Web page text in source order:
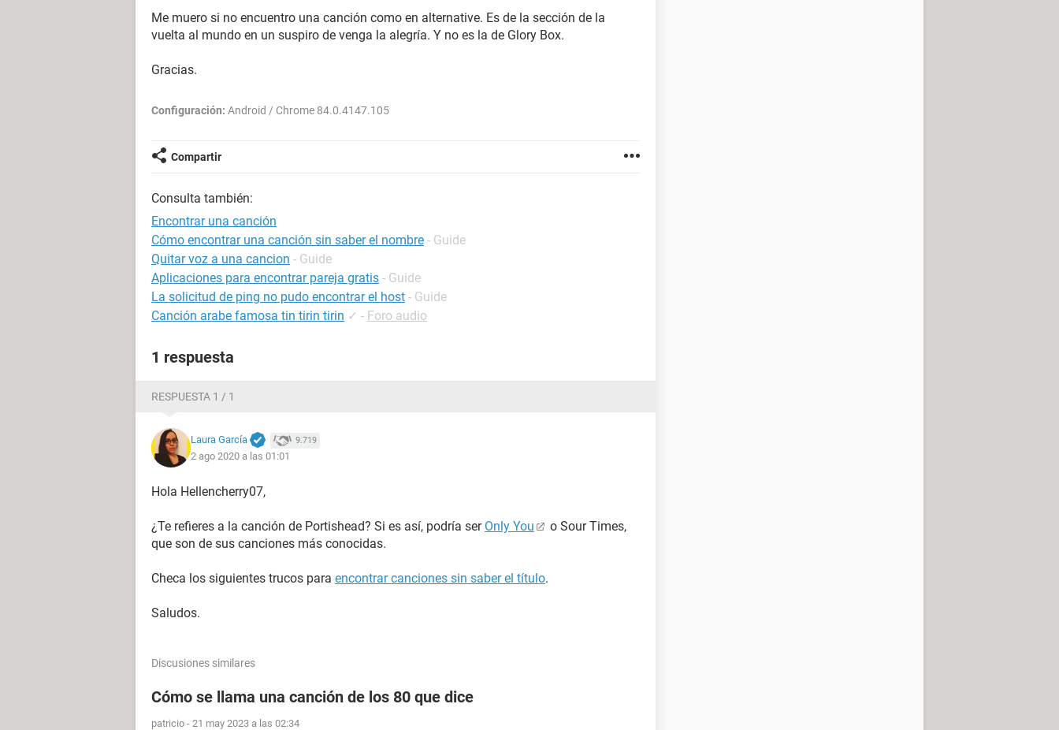
Me muero si no encuentro una canción como en alternative. Es de la sección de la
vuelta al mundo en un suspiro de venga la alegría. Y no es la de Glory Box.
Gracias.
Configuración: Android / Chrome 84.0.4147.105
Compartir
Consulta también:
Encontrar una canción
Cómo encontrar una canción sin saber el nombre - Guide
Quitar voz a una cancion - Guide
Aplicaciones para encontrar pareja gratis - Guide
La solicitud de ping no pudo encontrar el host - Guide
Canción arabe famosa tin tirin tirin ✓ - Foro audio
1 respuesta
RESPUESTA 1 / 1
Laura García 9.719
2 ago 2020 a las 01:01
Hola Hellencherry07,
¿Te refieres a la canción de Portishead? Si es así, podría ser Only You
o Sour Times,
que son de sus canciones más conocidas.
Checa los siguientes trucos para encontrar canciones sin saber el título.
Saludos.
Discusiones similares
Cómo se llama una canción de los 80 que dice
patricio - 21 may 2023 a las 02:34